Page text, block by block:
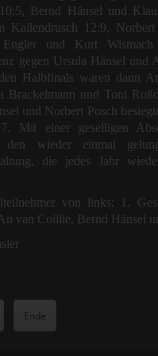
Bernd Hänsel und
Kallendrusch 12:9,
Engler und Kurt
gegen Ursula Hänsel und
Halbfinals waren dann
Brackelmann und Toni
und Norbert Posch
Mit einer geselligen
wieder einmal
die jedes Jahr
von links: 1.
van Coillie, Bernd Hänsel
Ende